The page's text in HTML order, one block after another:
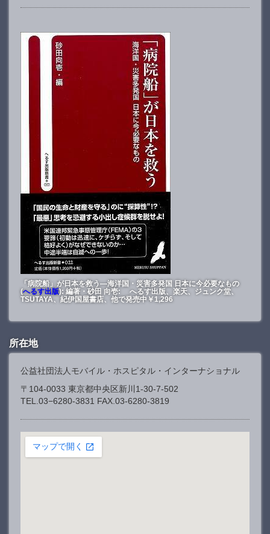
「病院船」が日本を救う―海洋国・災害多発国 日本に今必要なもの
(へるす出版): 編著・砂田 向壱: へるす出版、楽天、ジュンク堂、
TSUTAYA、紀伊国屋書店、他で発売中￥1,296
所在地
公益社団法人モバイル・ホスピタル・インターナショナル
〒104-0033 東京都中央区新川1-30-7-502
TEL.03−6280-3831 FAX.03-6280-3819